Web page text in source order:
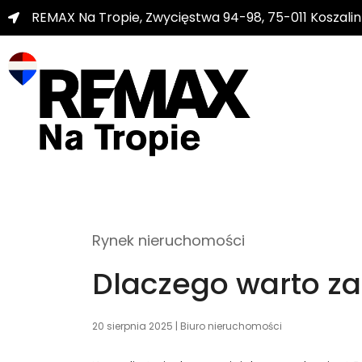
REMAX Na Tropie, Zwycięstwa 94-98, 75-011 Koszalin
Rynek nieruchomości
Dlaczego warto
20 sierpnia 2025 | Biuro nieruchomości